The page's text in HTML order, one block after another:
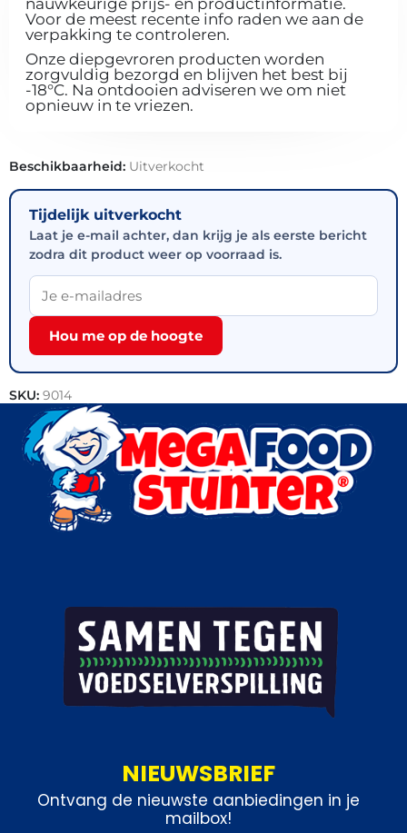
nauwkeurige prijs- en productinformatie.
Voor de meest recente info raden we aan de
verpakking te controleren.
Onze diepgevroren producten worden
zorgvuldig bezorgd en blijven het best bij
-18°C. Na ontdooien adviseren we om niet
opnieuw in te vriezen.
Beschikbaarheid: Uitverkocht
Tijdelijk uitverkocht
Laat je e-mail achter, dan krijg je als eerste bericht
zodra dit product weer op voorraad is.
Hou me op de hoogte
SKU: 9014
Categorie: Vis
NIEUWSBRIEF
Ontvang de nieuwste aanbiedingen in je
mailbox!